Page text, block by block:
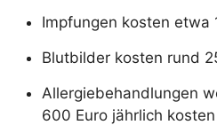
Impfungen kosten etwa
Blutbilder kosten rund
Allergiebehandlungen
600 Euro jährlich kosten